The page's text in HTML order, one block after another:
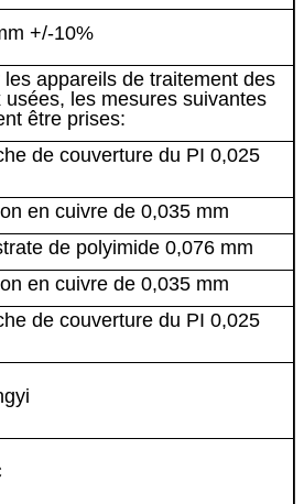
+/-10%
les appareils de traitement des
usées, les mesures suivantes
être prises:
de couverture du PI 0,025
en cuivre de 0,035 mm
de polyimide 0,076 mm
en cuivre de 0,035 mm
de couverture du PI 0,025